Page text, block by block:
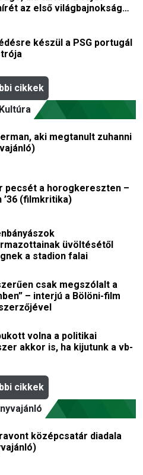
az első világbajnokság
készül a PSG portugál
cikkek
Kultúra
aki megtanult zuhanni
pecsét a horogkereszten –
’36 (filmkritika)
üvöltésétől
a stadion falai
csak megszólalt a
– interjú a Bölöni-film
volna a politikai
akkor is, ha kijutunk a vb-
cikkek
középcsatár diadala